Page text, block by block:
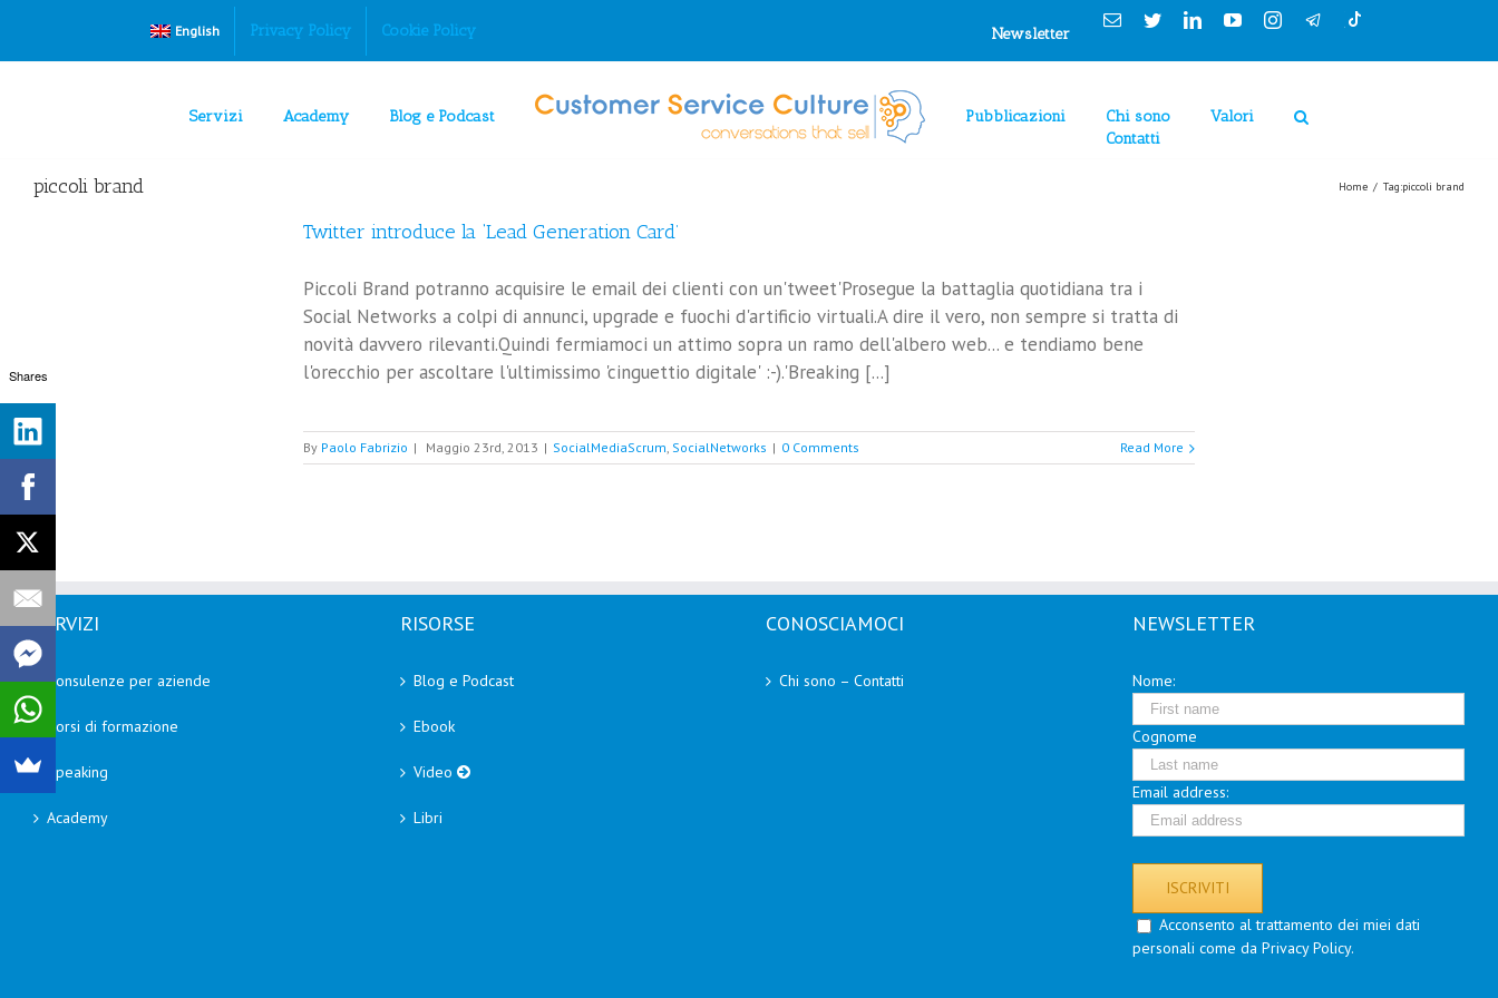
English Privacy Policy Cookie Policy
EmailTwitterLinkedinYouTubeInstagram
Newsletter
Servizi Academy Blog e Podcast Pubblicazioni
Chi sono
Contatti
Valori
piccoli brand Home / Tag:piccoli brand
Twitter introduce la ‘Lead Generation Card’
Piccoli Brand potranno acquisire le email dei clienti con un'tweet'Prosegue la battaglia quotidiana tra i
Social Networks a colpi di annunci, upgrade e fuochi d'artificio virtuali.A dire il vero, non sempre si tratta di
novità davvero rilevanti.Quindi fermiamoci un attimo sopra un ramo dell'albero web... e tendiamo bene
l'orecchio per ascoltare l'ultimissimo 'cinguettio digitale' :-).'Breaking [...]
By Paolo Fabrizio | Maggio 23rd, 2013 | SocialMediaScrum, SocialNetworks | 0 Comments Read More
SERVIZI
Consulenze per aziende
Corsi di formazione
Speaking
Academy
RISORSE
Blog e Podcast
Ebook
Video
Libri
CONOSCIAMOCI
Chi sono – Contatti
NEWSLETTER
Nome:
Cognome
Email address:
Acconsento al trattamento dei miei dati
personali come da Privacy Policy.
Shares